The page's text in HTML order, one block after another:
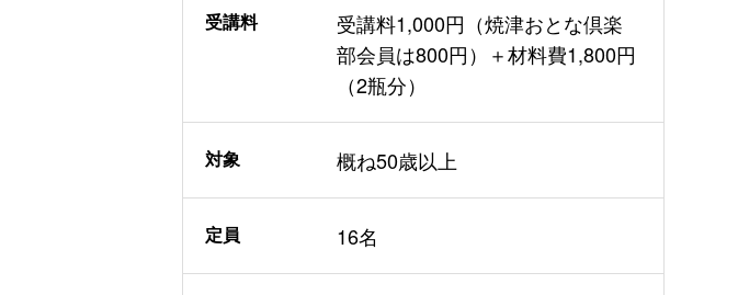
受講料
受講料1,000円（焼津おとな倶楽
部会員は800円）＋材料費1,800円
（2瓶分）
対象 概ね50歳以上
定員 16名